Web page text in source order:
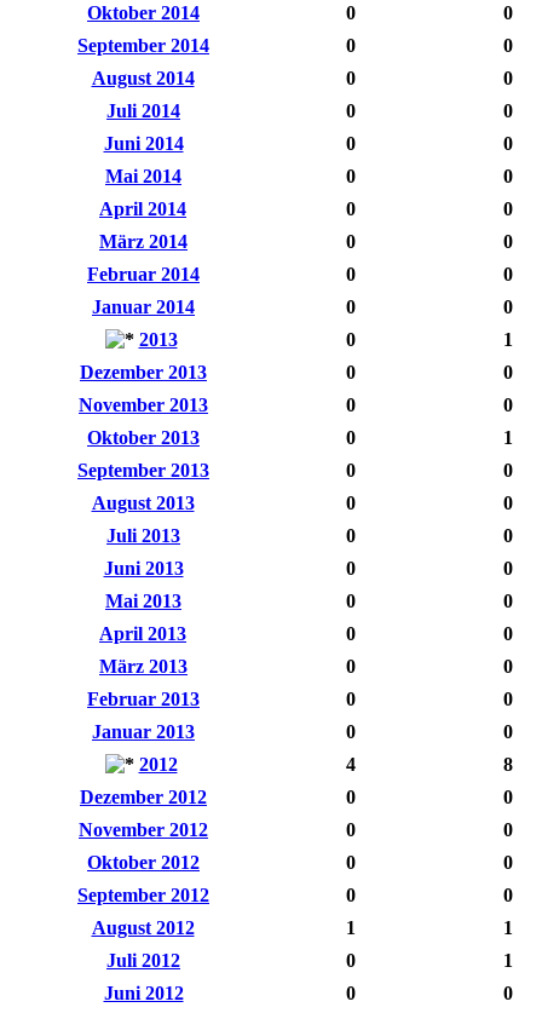
Oktober 2014
0
0
September 2014
0
0
August 2014
0
0
Juli 2014
0
0
Juni 2014
0
0
Mai 2014
0
0
April 2014
0
0
März 2014
0
0
Februar 2014
0
0
Januar 2014
0
0
2013
0
1
Dezember 2013
0
0
November 2013
0
0
Oktober 2013
0
1
September 2013
0
0
August 2013
0
0
Juli 2013
0
0
Juni 2013
0
0
Mai 2013
0
0
April 2013
0
0
März 2013
0
0
Februar 2013
0
0
Januar 2013
0
0
2012
4
8
Dezember 2012
0
0
November 2012
0
0
Oktober 2012
0
0
September 2012
0
0
August 2012
1
1
Juli 2012
0
1
Juni 2012
0
0